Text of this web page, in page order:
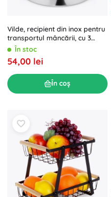
Vilde, recipient din inox pentru
transportul mâncării, cu 3
etaje, 3× 900 ml
În stoc
54,00 lei
În coș